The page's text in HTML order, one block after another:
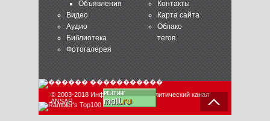
Объявления
Видео
Аудио
Библиотека
Фотогалерея
Контакты
Карта сайта
Облако
тегов
© 2003-2018 Информационно-аналитический канал
ANSAR